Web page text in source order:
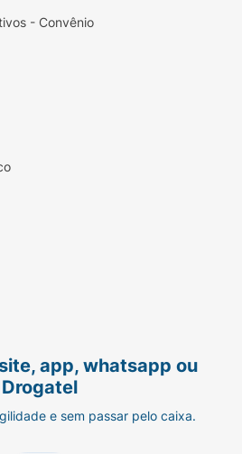
- Convênio
app, whatsapp ou
Drogatel
e sem passar pelo caixa.